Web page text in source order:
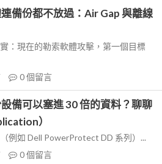
備份都不放過：Air Gap 與離線
：現在的勒索軟體攻擊，第一個目標
0個留言
備可以塞進 30 倍的資料？聊聊
）
例如 Dell PowerProtect DD 系列）...
0個留言